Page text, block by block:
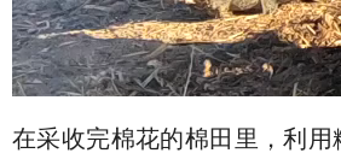
在采收完棉花的棉田里，利用